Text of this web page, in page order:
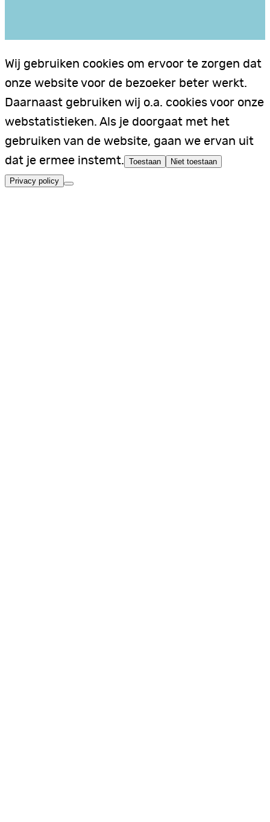
Wij gebruiken cookies om ervoor te zorgen dat
onze website voor de bezoeker beter werkt.
Daarnaast gebruiken wij o.a. cookies voor onze
webstatistieken. Als je doorgaat met het
gebruiken van de website, gaan we ervan uit
dat je ermee instemt. Toestaan Niet toestaan
Privacy policy